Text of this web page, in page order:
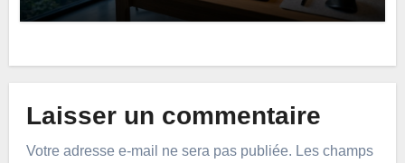
Laisser un commentaire
Votre adresse e-mail ne sera pas publiée. Les champs